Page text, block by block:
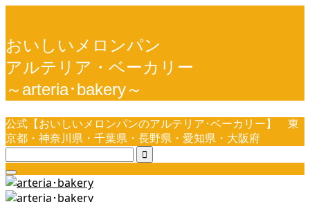
おいしいメロンパン
アルテリア・ベーカリー
～arteria･bakery～
公式【おいしいメロンパンのアルテリア･ベーカリー】 東
京都・神奈川県・千葉県・長野県・愛知県・大阪府
